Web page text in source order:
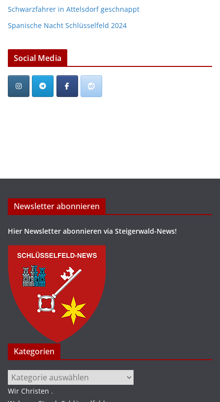
Schwarzfahrer in Attelsdorf geschnappt
Spanische Nacht Schlüsselfeld 2024
Social Media
Newsletter abonnieren
Hier Newsletter abonnieren via Steigerwald-News!
Kategorien
Kategorien
Wir Christen .